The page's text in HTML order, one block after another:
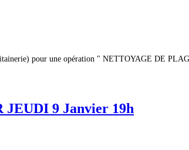
pour une opération " NETTOYAGE DE
9 Janvier 19h